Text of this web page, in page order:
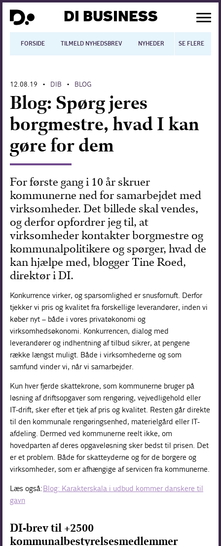
DI BUSINESS
FORSIDE TILMELD NYHEDSBREV NYHEDER BLOGS
SE FLERE
Digitalisering
International økonomi
Arbejdsmiljø
Arbejdsmarkedet
Uddannelse
Europapolitik
Forskning
12.08.19 • DIB • BLOG
Blog: Spørg jeres
borgmestre, hvad I kan
gøre for dem
For første gang i 10 år skruer
kommunerne ned for samarbejdet med
virksomheder. Det billede skal vendes,
og derfor opfordrer jeg til, at
virksomheder kontakter borgmestre og
kommunalpolitikere og spørger, hvad de
kan hjælpe med, blogger Tine Roed,
direktør i DI.
Konkurrence virker, og sparsomlighed er snusfornuft. Derfor
tjekker vi pris og kvalitet fra forskellige leverandører, inden vi
køber nyt – både i vores privatøkonomi og
virksomhedsøkonomi. Konkurrencen, dialog med
leverandører og indhentning af tilbud sikrer, at pengene
række længst muligt. Både i virksomhederne og som
samfund vinder vi, når vi samarbejder.
Kun hver fjerde skattekrone, som kommunerne bruger på
løsning af driftsopgaver som rengøring, vejvedligehold eller
IT-drift, sker efter et tjek af pris og kvalitet. Resten går direkte
til den kommunale rengøringsenhed, materielgård eller IT-
afdeling. Dermed ved kommunerne reelt ikke, om
hovedparten af deres opgaveløsning sker bedst til prisen. Det
er et problem. Både for skatteyderne og for de borgere og
virksomheder, som er afhængige af servicen fra kommunerne.
Læs også:Blog: Karakterskala i udbud kommer danskere til
gavn
DI-brev til +2500
kommunalbestyrelsesmedlemmer